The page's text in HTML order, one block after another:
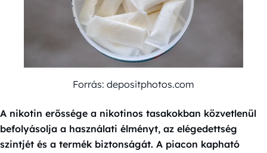
Forrás: depositphotos.com
A nikotin erőssége a nikotinos tasakokban közvetlenül
befolyásolja a használati élményt, az elégedettség
szintjét és a termék biztonságát. A piacon kapható